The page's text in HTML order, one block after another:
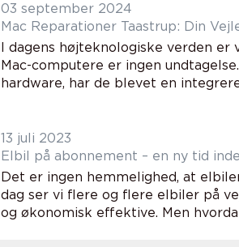
03 september 2024
Mac Reparationer Taastrup: Din
I dagens højteknologiske verden
Mac-computere er ingen
hardware, har de blevet en
13 juli 2023
Elbil på abonnement – en ny tid
Det er ingen hemmelighed, at
dag ser vi flere og flere elbiler på
og økonomisk effektive. Men